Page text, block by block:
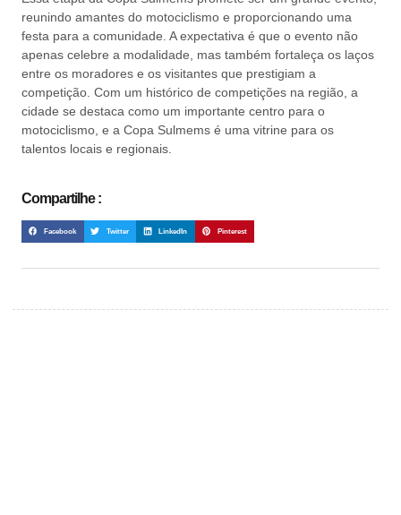
reunindo amantes do motociclismo e proporcionando uma
festa para a comunidade. A expectativa é que o evento não
apenas celebre a modalidade, mas também fortaleça os laços
entre os moradores e os visitantes que prestigiam a
competição. Com um histórico de competições na região, a
cidade se destaca como um importante centro para o
motociclismo, e a Copa Sulmems é uma vitrine para os
talentos locais e regionais.
Compartilhe :
Facebook Twitter LinkedIn Pinterest